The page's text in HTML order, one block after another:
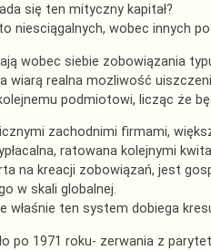
się ten mityczny kapitał?
niesciągalnych, wobec innych
wobec siebie zobowiązania
wiarą realna mozliwość
podmiotowi, licząc że
zachodnimi firmami,
ratowana kolejnymi
na kreacji zobowiązań, jest
w skali globalnej.
właśnie ten system dobiega
po 1971 roku- zerwania z